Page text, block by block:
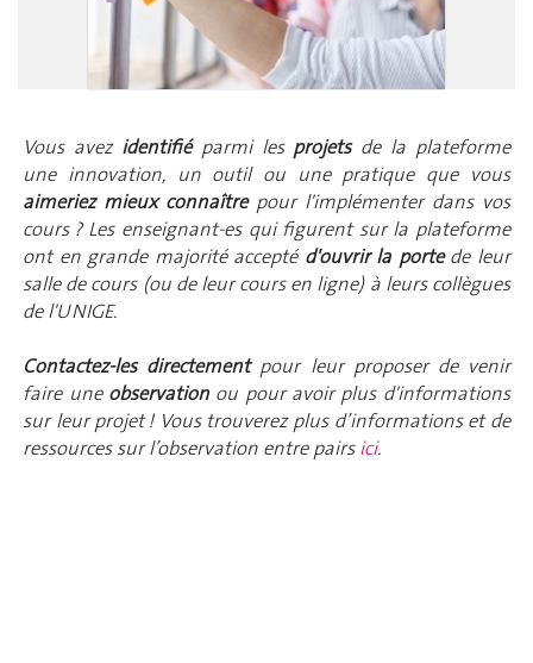
Vous avez identifiéparmi les projetsde la plateforme
une innovation, un outil ou une pratique que vous
aimeriez mieux connaîtrepour l'implémenter dans vos
cours ? Les enseignant-es qui figurent sur la plateforme
ont en grande majorité accepté d'ouvrir la portede leur
salle de cours (ou de leur cours en ligne) à leurs collègues
de l'UNIGE.
Contactez-les directementpour leur proposer de venir
faire une observationou pour avoir plus d'informations
sur leur projet ! Vous trouverez plus d’informations et de
ressources sur l’observation entre pairsici.